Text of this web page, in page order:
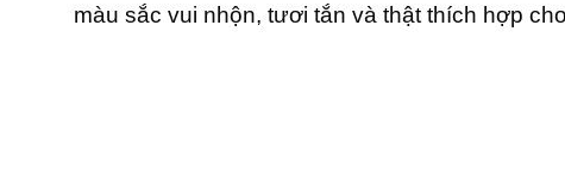
màu sắc vui nhộn, tươi tắn và thật thích hợp